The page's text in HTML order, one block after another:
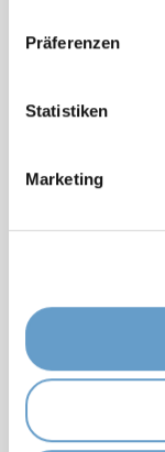
Präferenzen
Statistiken
Marketing
ERFOLG
Bei Enzler
keinen